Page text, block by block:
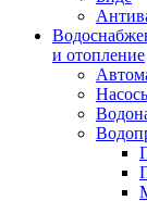
и отопление